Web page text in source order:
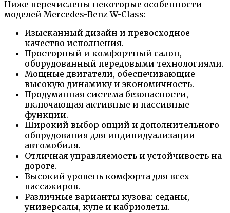
Ниже перечислены некоторые особенности
моделей Mercedes-Benz W-Class:
Изысканный дизайн и превосходное
качество исполнения.
Просторный и комфортный салон,
оборудованный передовыми технологиями.
Мощные двигатели, обеспечивающие
высокую динамику и экономичность.
Продуманная система безопасности,
включающая активные и пассивные
функции.
Широкий выбор опций и дополнительного
оборудования для индивидуализации
автомобиля.
Отличная управляемость и устойчивость на
дороге.
Высокий уровень комфорта для всех
пассажиров.
Различные варианты кузова: седаны,
универсалы, купе и кабриолеты.